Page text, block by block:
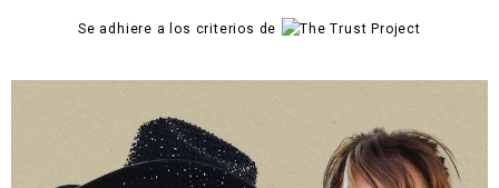
Se adhiere a los criterios de